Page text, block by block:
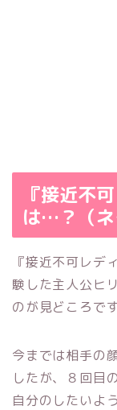
『接近不
は…？（ネ
『接近不可レデ
験した主人公ヒ
のが見どころです
今までは相手の
したが、８回目
自分のしたいよ